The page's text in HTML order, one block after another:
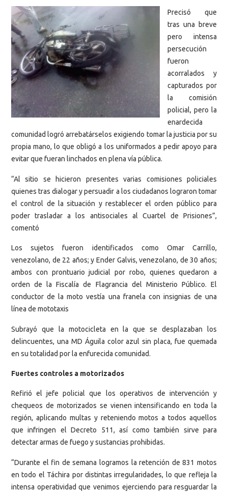
Precisó que
tras una breve
pero intensa
persecución
fueron
acorralados y
capturados por
la comisión
policial, pero la
enardecida
comunidad logró arrebatárselos exigiendo tomar la justicia por su
propia mano, lo que obligó a los uniformados a pedir apoyo para
evitar que fueran linchados en plena vía pública.
“Al sitio se hicieron presentes varias comisiones policiales
quienes tras dialogar y persuadir a los ciudadanos lograron tomar
el control de la situación y restablecer el orden público para
poder trasladar a los antisociales al Cuartel de Prisiones”,
comentó
Los sujetos fueron identificados como Omar Carrillo,
venezolano, de 22 años; y Ender Galvis, venezolano, de 30 años;
ambos con prontuario judicial por robo, quienes quedaron a
orden de la Fiscalía de Flagrancia del Ministerio Público. El
conductor de la moto vestía una franela con insignias de una
línea de mototaxis
Subrayó que la motocicleta en la que se desplazaban los
delincuentes, una MD Águila color azul sin placa, fue quemada
en su totalidad por la enfurecida comunidad.
Fuertes controles a motorizados
Refirió el jefe policial que los operativos de intervención y
chequeos de motorizados se vienen intensificando en toda la
región, aplicando multas y reteniendo motos a todos aquellos
que infringen el Decreto 511, así como también sirve para
detectar armas de fuego y sustancias prohibidas.
“Durante el fin de semana logramos la retención de 831 motos
en todo el Táchira por distintas irregularidades, lo que refleja la
intensa operatividad que venimos ejerciendo para resguardar la